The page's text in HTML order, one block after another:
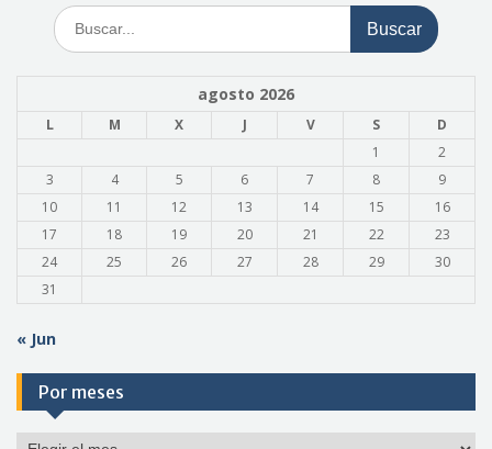
Buscar:
agosto 2026
L M X J V S
D
1
2
3
4 5 6 7 8
9
10
11 12 13 14 15
16
17
18 19 20 21 22
23
24
25 26 27 28 29
30
31
« Jun
Por meses
Por